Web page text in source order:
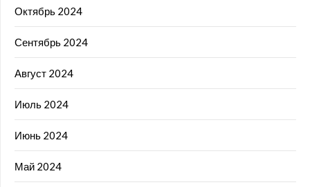
Октябрь 2024
Сентябрь 2024
Август 2024
Июль 2024
Июнь 2024
Май 2024